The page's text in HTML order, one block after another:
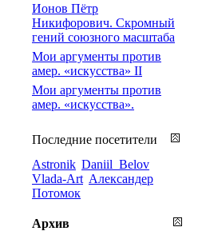
Ионов Пётр
Никифорович. Скромный
гений союзного масштаба
Мои аргументы против
амер. «искусства» II
Мои аргументы против
амер. «искусства».
Последние посетители
Astronik Daniil_Belov
Vlada-Art Александер
Потомок
Архив